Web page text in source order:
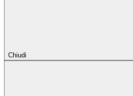
Chiudi